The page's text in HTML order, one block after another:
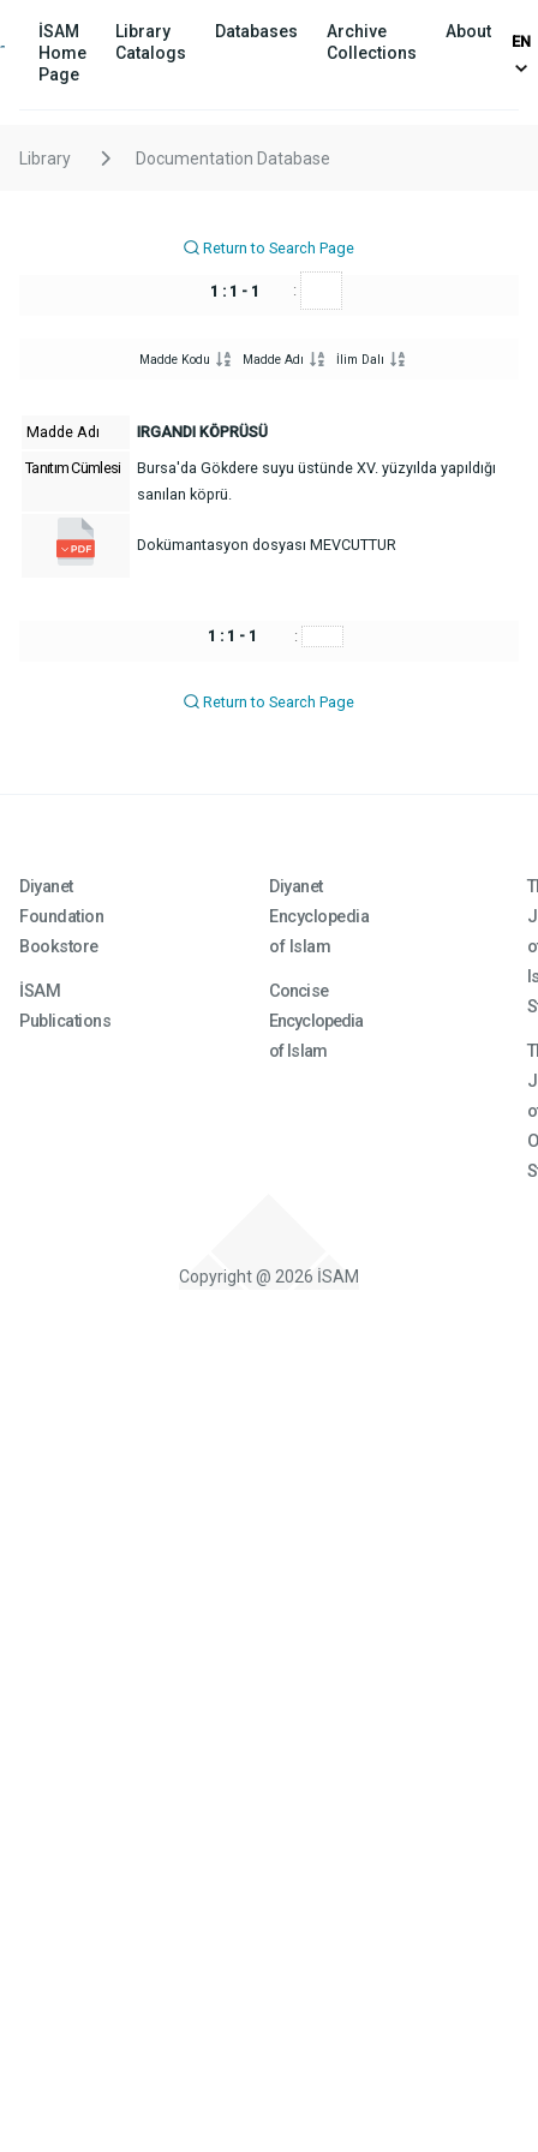
İSAM
Home
Page
Library
Catalogs
Databases
Archive
Collections
About
EN
Library Documentation Database
Return to Search Page
1 : 1 - 1 :
Madde Kodu Madde Adı İlim Dalı
Madde Adı
IRGANDI KÖPRÜSÜ
Tanıtım Cümlesi
Bursa'da Gökdere suyu üstünde XV. yüzyılda yapıldığı
sanılan köprü.
Dokümantasyon dosyası MEVCUTTUR
1 : 1 - 1 :
Return to Search Page
Diyanet
Foundation
Bookstore
İSAM
Publications
Diyanet
Encyclopedia
of Islam
Concise
Encyclopedia
of Islam
Copyright @ 2026 İSAM